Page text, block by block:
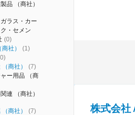
品 （商社）
ラス・カー
・セメン
(0)
社）
(1)
0)
商社）
(7)
ー用品 （商
連 （商社）
商社）
(7)
株式会社